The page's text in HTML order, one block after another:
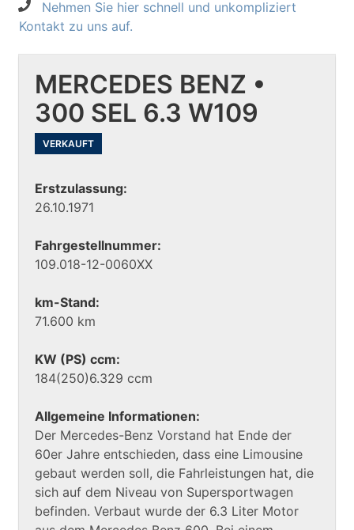
Nehmen Sie hier schnell und unkompliziert
Kontakt zu uns auf.
MERCEDES BENZ •
300 SEL 6.3 W109
VERKAUFT
Erstzulassung:
26.10.1971
Fahrgestellnummer:
109.018-12-0060XX
km-Stand:
71.600 km
KW (PS) ccm:
184(250)6.329 ccm
Allgemeine Informationen:
Der Mercedes-Benz Vorstand hat Ende der
60er Jahre entschieden, dass eine Limousine
gebaut werden soll, die Fahrleistungen hat, die
sich auf dem Niveau von Supersportwagen
befinden. Verbaut wurde der 6.3 Liter Motor